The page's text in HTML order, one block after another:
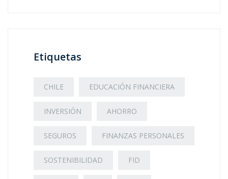
Etiquetas
CHILE EDUCACIÓN FINANCIERA
INVERSIÓN AHORRO
SEGUROS FINANZAS PERSONALES
SOSTENIBILIDAD FID